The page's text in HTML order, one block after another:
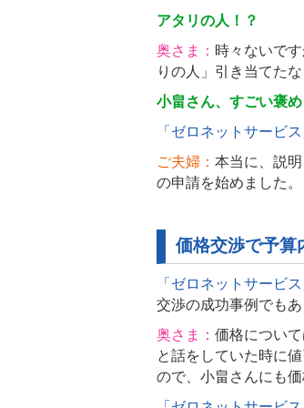
アタリの人！？
奥さま： 時々ないで
りの人」引き当てた
小畠さん、すごい褒
「ゼロネットサービ
ご夫婦： 本当に、説
の申請を始めました。
価格交渉で予算
「ゼロネットサービ
交渉の成功事例でもあ
奥さま： 価格につい
と話をしていた時に
ので、小畠さんにも